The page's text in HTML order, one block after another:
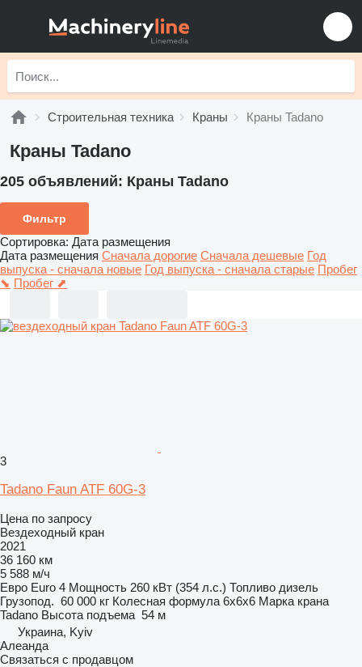
Строительная техника Краны Краны Tadano
Краны Tadano
205 объявлений: Краны Tadano
Фильтр
Сортировка: Дата размещения
Дата размещения Сначала дорогие Сначала дешевые Год
выпуска - сначала новые Год выпуска - сначала старые Пробег
⬊ Пробег ⬈
3
Tadano Faun ATF 60G-3
Цена по запросу
Вездеходный кран
2021
36 160 км
5 588 м/ч
Евро Euro 4 Мощность 260 кВт (354 л.с.) Топливо дизель
Грузопод. 60 000 кг Колесная формула 6x6x6 Марка крана
Tadano Высота подъема 54 м
Украина, Kyiv
Алеанда
Связаться с продавцом